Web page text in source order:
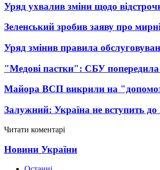
Уряд ухвалив зміни щодо
Зеленський зробив заяву про
Уряд змінив правила
"Медові пастки": СБУ попередила
Майора ВСП викрили на
Залужний: Україна не вступить
Читати коментарі
Новини України